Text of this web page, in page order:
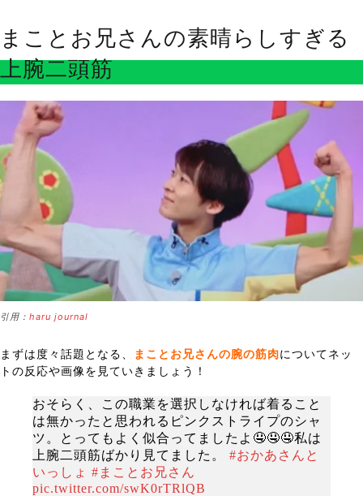
まことお兄さんの素晴らしすぎる
上腕二頭筋
引用： haru journal
まずは度々話題となる、 まことお兄さんの腕の筋肉についてネッ
トの反応や画像を見ていきましょう！
おそらく、この職業を選択しなければ着ること
は無かったと思われるピンクストライプのシャ
ツ。とってもよく似合ってましたよ🤤🤤🤤私は
上腕二頭筋ばかり見てました。 #おかあさんと
いっしょ #まことお兄さん
pic.twitter.com/swK0rTRlQB